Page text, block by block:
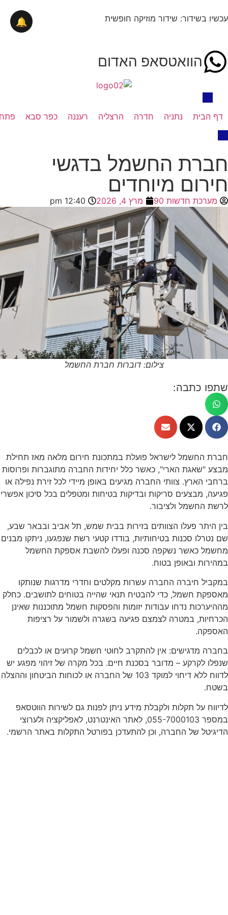
עכשיו בשידור: שידור מוזיקה חופשית
הוואטסאפ האדום
דף הבית נתניה חדרה הרצליה רעננה כפר סבא
חברת החשמל בדגשי
חירום מיוחדים
מערכת חדשות 90 מרץ 4, 2026 12:40 pm
צילום: דוברות חברת החשמל
שתפו כתבה:
חברת החשמל לישראל פועלת במתכונת חירום מלאה מאז תחילת
מבצע "שאגת הארי", כאשר כלל יחידות החברה מתוגברות ופרוסות
ברחבי הארץ. צוותי החברה מגיעים באופן מיידי לכל זירת נפילה או
פגיעה, מבצעים סריקות ובדיקות בטיחות ומטפלים בכל סיכון אפשרי
לרשת החשמל ולציבור.
בין היתר פעלו הצוותים בזירות בבית שמש, תל אביב ובבאר שבע,
שם נטרלו סכנות בטיחותיות, בודדו קטעי רשת שנפגעו, ניתקו מבנים
מחשמל כאשר נשקפה סכנה ופעלו להשבת אספקת החשמל
במהירות ובאופן בטוח.
במקביל חיברה החברה עשרות מקלטים וחדרי מדרגות שנותקו
מאספקת חשמל, כדי להבטיח תנאי שהייה בטוחים לתושבים. כחלק
מההיערכות נדחו עבודות יזומות והפסקות חשמל מתוכננות שאינן
הכרחיות, במטרה לצמצם פגיעה בשגרה ולשמור על רציפות
האספקה.
בחברה מדגישים: אין להתקרב לחוטי חשמל קרועים או לכבלים
שנפלו לקרקע – מדובר בסכנת חיים. בכל מקרה של זיהוי מפגע יש
לדווח ללא דיחוי למוקד 103 של החברה או לכוחות הביטחון וההצלה
בשטח.
לדיווח על תקלות ולקבלת מידע ניתן לפנות גם לשירות הווטסאפ
במספר 055-7000103, לאתר האינטרנט, לאפליקציה ולערוצי
הדיגיטל של החברה, וכן להתעדכן בפורטל התקלות באתר הרשמי.
🔔